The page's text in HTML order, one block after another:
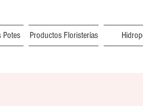
Potes Productos Floristerías